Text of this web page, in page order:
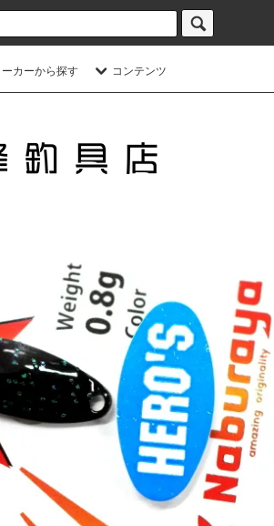
ーカーから探す コンテンツ